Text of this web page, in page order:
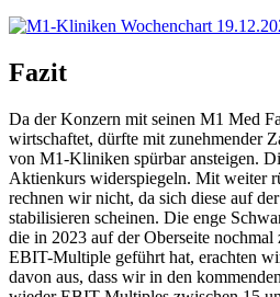
Fazit
Da der Konzern mit seinen M1 Med
wirtschaftet, dürfte mit zunehmender
von M1-Kliniken spürbar ansteigen.
Aktienkurs widerspiegeln. Mit weiter
rechnen wir nicht, da sich diese auf
stabilisieren scheinen. Die enge
die in 2023 auf der Oberseite
EBIT-Multiple geführt hat, erachten
davon aus, dass wir in den